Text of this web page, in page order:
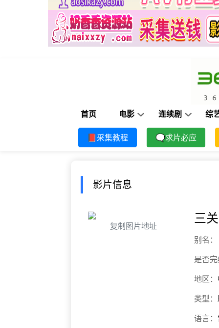
首页 电影 连续剧 综
📕采集教程 🗨求片必应
影片信息
复制图片地址
三
别名：
是否
地区：
类型：
语言：